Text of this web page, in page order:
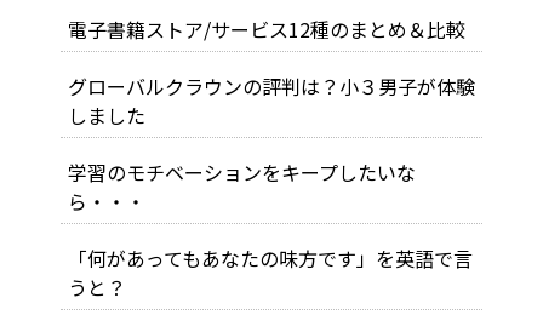
電子書籍ストア/サービス12種のまとめ＆比較
グローバルクラウンの評判は？小３男子が体験
しました
学習のモチベーションをキープしたいな
ら・・・
「何があってもあなたの味方です」を英語で言
うと？